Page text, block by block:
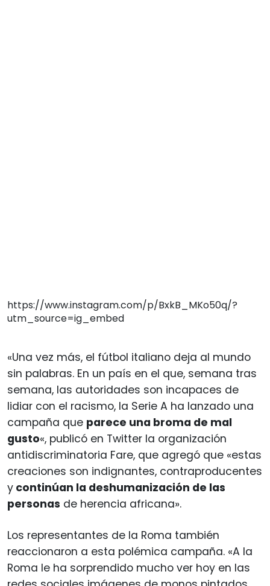
https://www.instagram.com/p/BxkB_MKo50q/?
utm_source=ig_embed
«Una vez más, el fútbol italiano deja al mundo
sin palabras. En un país en el que, semana tras
semana, las autoridades son incapaces de
lidiar con el racismo, la Serie A ha lanzado una
campaña que parece una broma de mal
gusto«, publicó en Twitter la organización
antidiscriminatoria Fare, que agregó que «estas
creaciones son indignantes, contraproducentes
y continúan la deshumanización de las
personas de herencia africana».
Los representantes de la Roma también
reaccionaron a esta polémica campaña. «A la
Roma le ha sorprendido mucho ver hoy en las